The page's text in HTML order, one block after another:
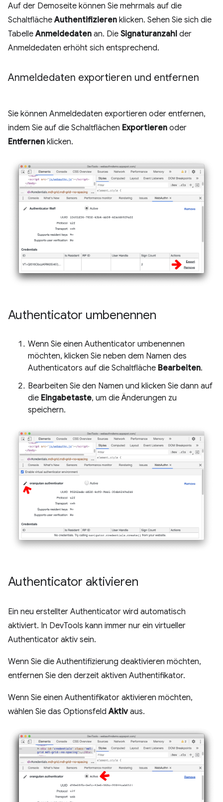
Auf der Demoseite können Sie mehrmals auf die
SchaltflächeAuthentifizieren klicken. Sehen Sie sich die
TabelleAnmeldedaten an. Die Signaturanzahl der
Anmeldedaten erhöht sich entsprechend.
Anmeldedaten exportieren und entfernen
Sie können Anmeldedaten exportieren oder entfernen,
indem Sie auf die Schaltflächen Exportieren oder
Entfernen klicken.
Authenticator umbenennen
Wenn Sie einen Authenticator umbenennen
möchten, klicken Sie neben dem Namen des
Authenticators auf die Schaltfläche Bearbeiten.
Bearbeiten Sie den Namen und klicken Sie dann auf
die Eingabetaste, um die Änderungen zu
speichern.
Authenticator aktivieren
Ein neu erstellter Authenticator wird automatisch
aktiviert. In DevTools kann immer nur ein virtueller
Authenticator aktiv sein.
Wenn Sie die Authentifizierung deaktivieren möchten,
entfernen Sie den derzeit aktiven Authentifikator.
Wenn Sie einen Authentifikator aktivieren möchten,
wählen Sie das OptionsfeldAktivaus.